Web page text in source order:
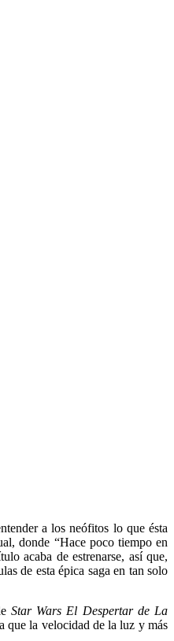
a los neófitos lo que ésta
donde “Hace poco tiempo en
acaba de estrenarse, así que,
de esta épica saga en tan solo
Star Wars El Despertar de La
que la velocidad de la luz y más